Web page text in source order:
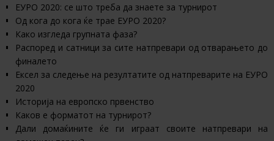
ЕУРО 2020: се што треба да знаете за турнирот
Од кога до кога ќе трае ЕУРО 2020?
Како изгледа групната фаза?
Распоред и сатници за сите натпревари од отварањето до
финалето
Ексел за следење на резултатите од натпреварите на ЕУРО
2020
Историја на европско првенство
Каков е форматот на турнирот?
Дали домаќините ќе ги играат своите натпревари на